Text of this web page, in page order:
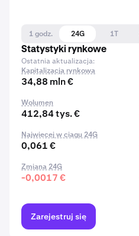
1 godz. 24G 1T
Statystyki rynkowe
Ostatnia aktualizacja:
Kapitalizacja rynkowa
34,88 mln €
Wolumen
412,84 tys. €
Najwięcej w ciągu 24G
0,061 €
Zmiana 24G
-0,0017 €
Zarejestruj się